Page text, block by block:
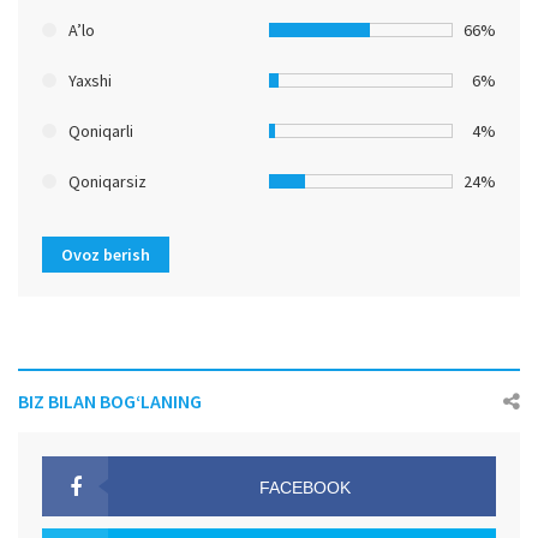
A’lo 66%
Yaxshi 6%
Qoniqarli 4%
Qoniqarsiz 24%
Ovoz berish
BIZ BILAN BOG‘LANING
FACEBOOK